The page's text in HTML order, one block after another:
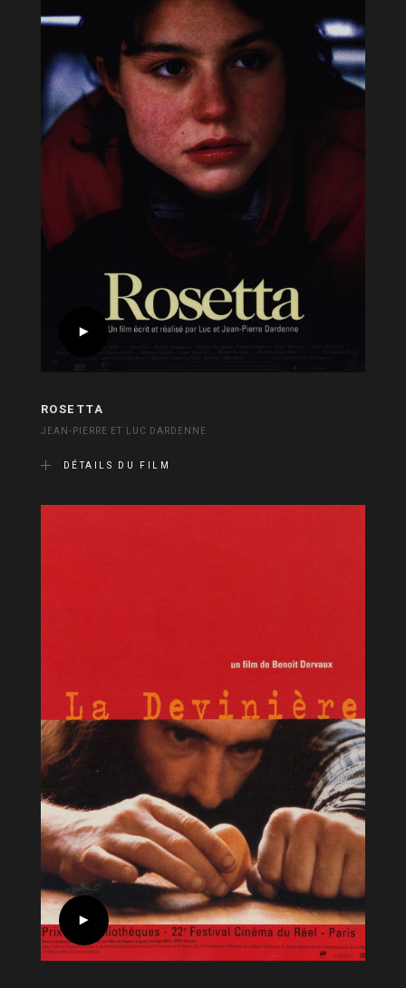
ROSETTA
JEAN-PIERRE ET LUC DARDENNE
DÉTAILS DU FILM